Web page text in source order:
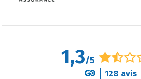
1,3/5
128 avis